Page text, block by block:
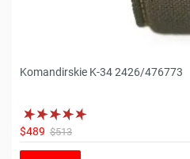
Komandirskie K-34 2426/476773
$489 $513